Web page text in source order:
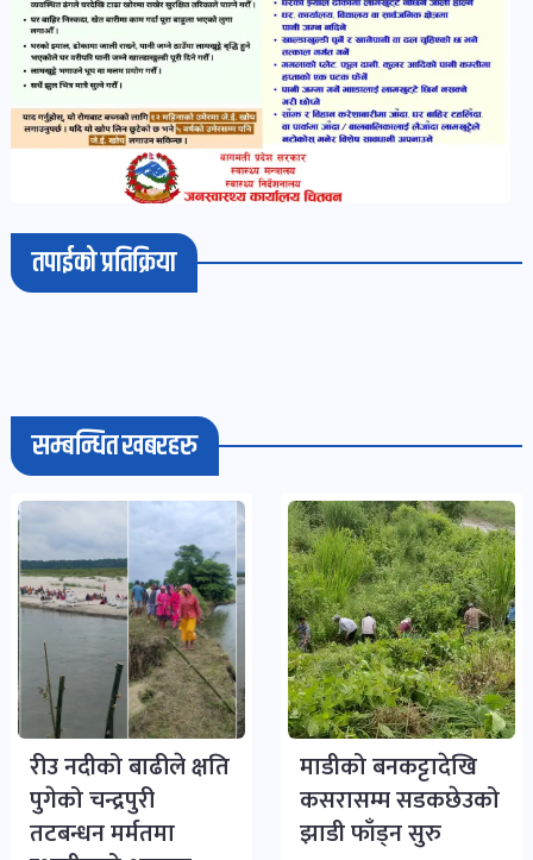
तपाईको प्रतिक्रिया
सम्बन्धित खबरहरु
रीउ नदीको बाढीले क्षति
पुगेको चन्द्रपुरी
तटबन्धन मर्मतमा
माडीको बनकट्टादेखि
कसरासम्म सडकछेउको
झाडी फाँड्न सुरु